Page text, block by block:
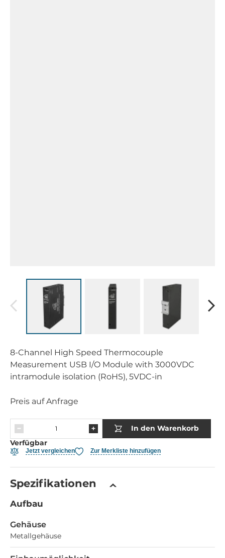
8-Channel High Speed Thermocouple
Measurement USB I/O Module with 3000VDC
intramodule isolation (RoHS), 5VDC-in
Preis auf Anfrage
In den Warenkorb
Verfügbar
Jetzt vergleichen Zur Merkliste hinzufügen
Spezifikationen
Aufbau
Gehäuse
Metallgehäuse